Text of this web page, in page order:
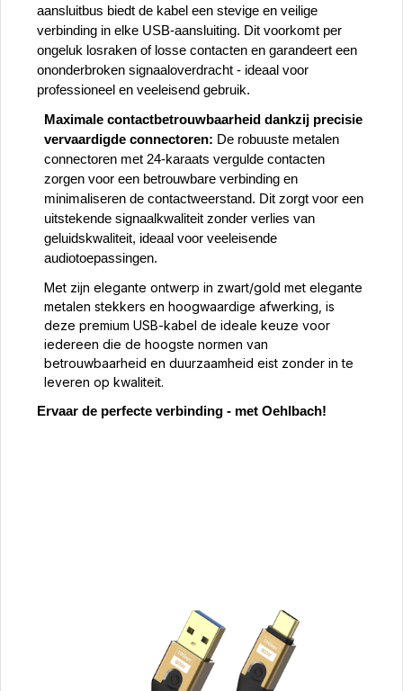
aansluitbus biedt de kabel een stevige en veilige
verbinding in elke USB-aansluiting. Dit voorkomt per
ongeluk losraken of losse contacten en garandeert een
ononderbroken signaaloverdracht - ideaal voor
professioneel en veeleisend gebruik.
Maximale contactbetrouwbaarheid dankzij precisie
vervaardigde connectoren: De robuuste metalen
connectoren met 24-karaats vergulde contacten
zorgen voor een betrouwbare verbinding en
minimaliseren de contactweerstand. Dit zorgt voor een
uitstekende signaalkwaliteit zonder verlies van
geluidskwaliteit, ideaal voor veeleisende
audiotoepassingen.
Met zijn elegante ontwerp in zwart/gold met elegante
metalen stekkers en hoogwaardige afwerking, is
deze premium USB-kabel de ideale keuze voor
iedereen die de hoogste normen van
betrouwbaarheid en duurzaamheid eist zonder in te
leveren op kwaliteit.
Ervaar de perfecte verbinding - met Oehlbach!